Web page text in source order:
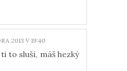
2013 V 19:40
to sluší, máš hezký